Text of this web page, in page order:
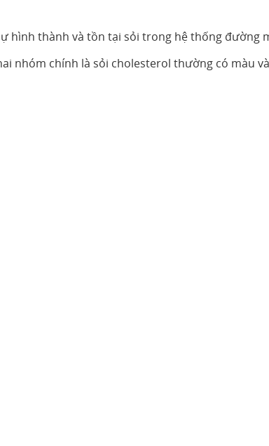
hình thành và tồn tại sỏi trong hệ thống đường
nhóm chính là sỏi cholesterol thường có màu